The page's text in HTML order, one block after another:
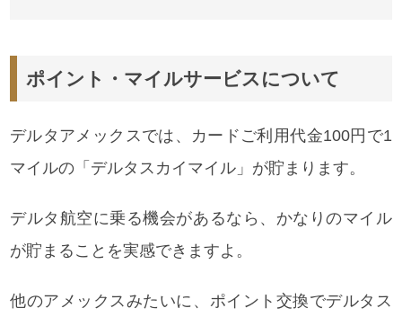
ポイント・マイルサービスについて
デルタアメックスでは、カードご利用代金100円で1
マイルの「デルタスカイマイル」が貯まります。
デルタ航空に乗る機会があるなら、かなりのマイル
が貯まることを実感できますよ。
他のアメックスみたいに、ポイント交換でデルタス